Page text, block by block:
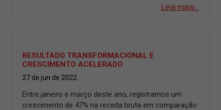
Leia mais...
RESULTADO TRANSFORMACIONAL E
CRESCIMENTO ACELERADO
27 de jun de 2022
Entre janeiro e março deste ano, registramos um
crescimento de 47% na receita bruta em comparação